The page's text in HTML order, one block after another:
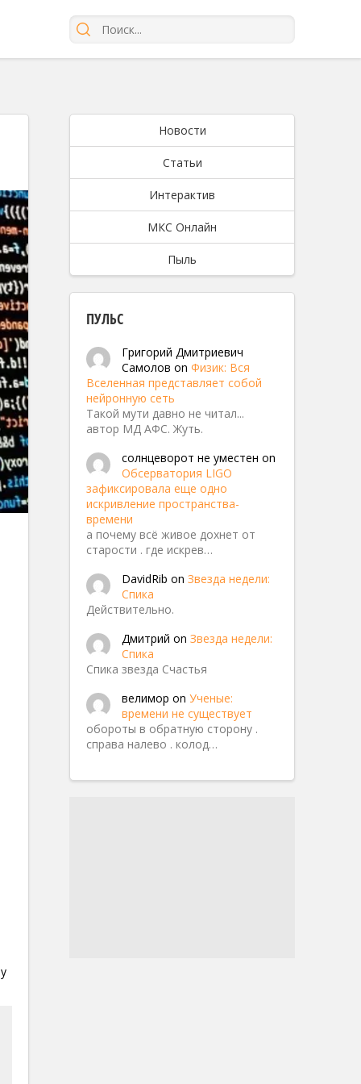
Новости
Статьи
Интерактив
МКС Онлайн
Пыль
ПУЛЬС
Григорий Дмитриевич
Самолов on Физик: Вся
Вселенная представляет собой
нейронную сеть
Такой мути давно не читал...
автор МД АФС. Жуть.
солнцеворот не уместен on
Обсерватория LIGO
зафиксировала еще одно
искривление пространства-
времени
а почему всё живое дохнет от
старости . где искрев…
DavidRib on Звезда недели:
Спика
Действительно.
Дмитрий on Звезда недели:
Спика
Спика звезда Счастья
велимор on Ученые:
времени не существует
обороты в обратную сторону .
справа налево . колод…